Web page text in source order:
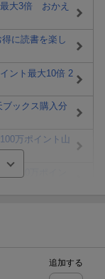
最大3倍 おかえ
に読書を楽し
ント最大10倍 2
ブックス購入分
万ポイント山
円OFFクーポン
追加する